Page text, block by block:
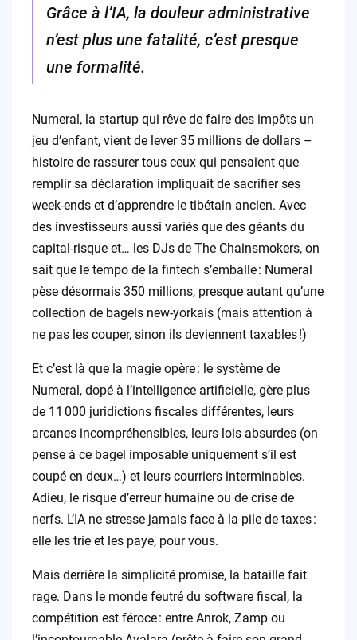
Grâce à l’IA, la douleur administrative
n’est plus une fatalité, c’est presque
une formalité.
Numeral, la startup qui rêve de faire des impôts un
jeu d’enfant, vient de lever 35 millions de dollars –
histoire de rassurer tous ceux qui pensaient que
remplir sa déclaration impliquait de sacrifier ses
week-ends et d’apprendre le tibétain ancien. Avec
des investisseurs aussi variés que des géants du
capital-risque et… les DJs de The Chainsmokers, on
sait que le tempo de la fintech s’emballe : Numeral
pèse désormais 350 millions, presque autant qu’une
collection de bagels new-yorkais (mais attention à
ne pas les couper, sinon ils deviennent taxables !)
Et c’est là que la magie opère : le système de
Numeral, dopé à l’intelligence artificielle, gère plus
de 11 000 juridictions fiscales différentes, leurs
arcanes incompréhensibles, leurs lois absurdes (on
pense à ce bagel imposable uniquement s’il est
coupé en deux…) et leurs courriers interminables.
Adieu, le risque d’erreur humaine ou de crise de
nerfs. L’IA ne stresse jamais face à la pile de taxes :
elle les trie et les paye, pour vous.
Mais derrière la simplicité promise, la bataille fait
rage. Dans le monde feutré du software fiscal, la
compétition est féroce : entre Anrok, Zamp ou